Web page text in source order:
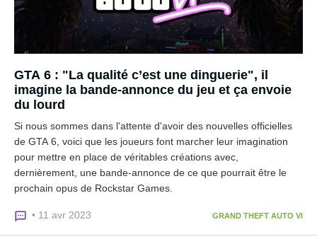
GTA 6 : "La qualité c’est une dinguerie", il
imagine la bande-annonce du jeu et ça envoie
du lourd
Si nous sommes dans l'attente d'avoir des nouvelles officielles
de GTA 6, voici que les joueurs font marcher leur imagination
pour mettre en place de véritables créations avec,
dernièrement, une bande-annonce de ce que pourrait être le
prochain opus de Rockstar Games.
• 11 avr 2023 GRAND THEFT AUTO VI